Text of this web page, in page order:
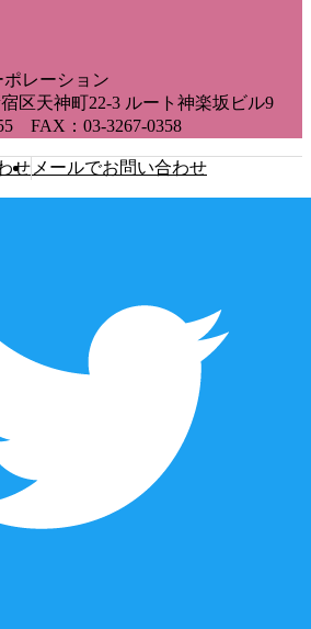
レーション
区天神町22-3 ルート神楽坂ビル9
FAX：03-3267-0358
せ メールでお問い合わせ